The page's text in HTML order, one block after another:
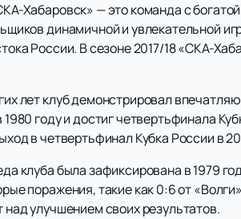
Хабаровск» — это команда с
динамичной и увлекательной
России. В сезоне 2017/18 «СКА-
лет клуб демонстрировал
году и достиг четвертьфинала
в четвертьфинал Кубка России в
клуба была зафиксирована в 1979
поражения, такие как 0:6 от
над улучшением своих результатов.